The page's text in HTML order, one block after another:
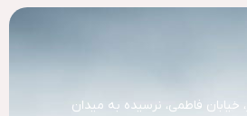
خیابان فاطمی، نرسیده به میدان